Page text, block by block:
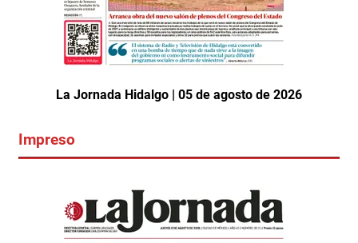
La Jornada Hidalgo | 05 de agosto de 2026
Impreso